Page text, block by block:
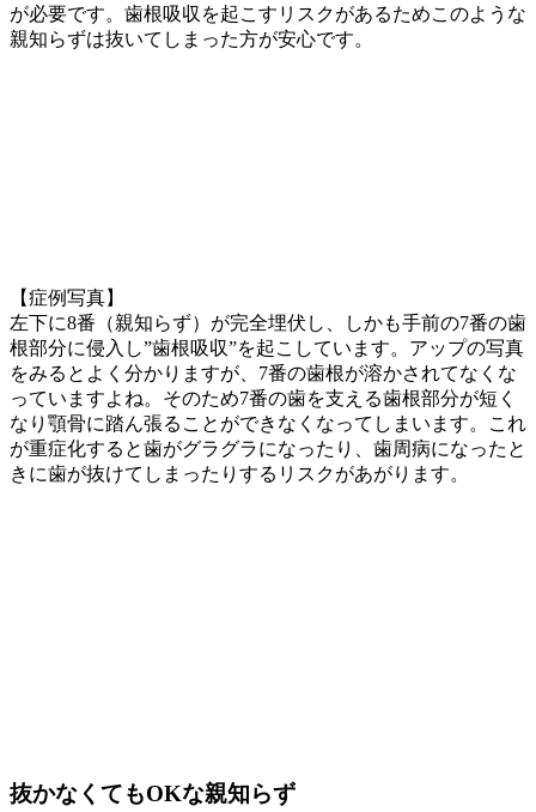
が必要です。歯根吸収を起こすリスクがあるためこのような
親知らずは抜いてしまった方が安心です。
【症例写真】
左下に8番（親知らず）が完全埋伏し、しかも手前の7番の歯
根部分に侵入し”歯根吸収”を起こしています。アップの写真
をみるとよく分かりますが、7番の歯根が溶かされてなくな
っていますよね。そのため7番の歯を支える歯根部分が短く
なり顎骨に踏ん張ることができなくなってしまいます。これ
が重症化すると歯がグラグラになったり、歯周病になったと
きに歯が抜けてしまったりするリスクがあがります。
抜かなくてもOKな親知らず